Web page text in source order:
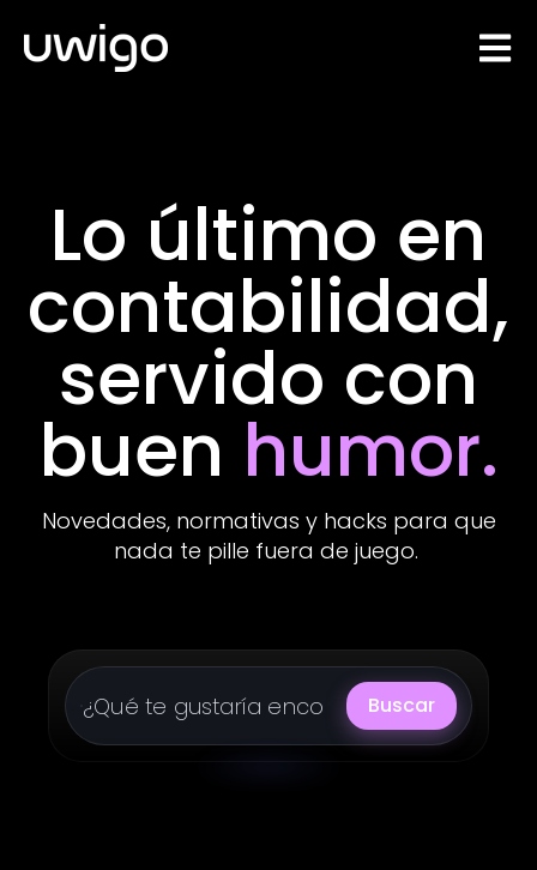
Lo último en
contabilidad,
servido con
buen humor.
Novedades, normativas y hacks para que
nada te pille fuera de juego.
Buscar